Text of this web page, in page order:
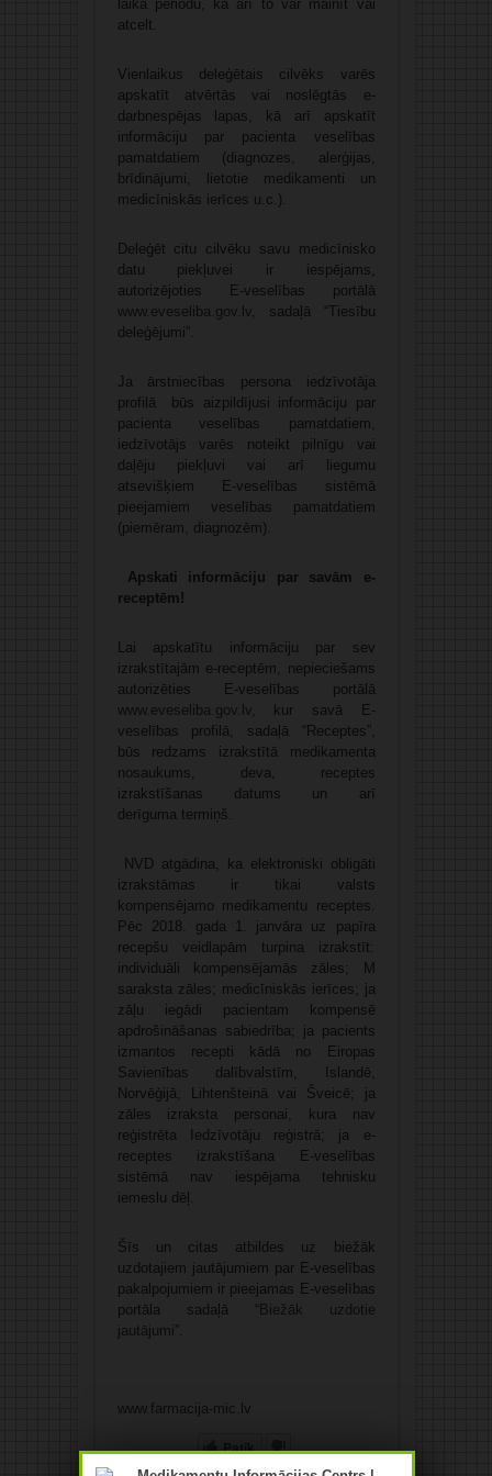
laika periodu, kā arī to var mainīt vai
atcelt.
Vienlaikus deleģētais cilvēks varēs
apskatīt atvērtās vai noslēgtās e-
darbnespējas lapas, kā arī apskatīt
informāciju par pacienta veselības
pamatdatiem (diagnozes, alerģijas,
brīdinājumi, lietotie medikamenti un
medicīniskās ierīces u.c.).
Deleģēt citu cilvēku savu medicīnisko
datu piekļuvei ir iespējams,
autorizējoties E-veselības portālā
www.eveseliba.gov.lv, sadaļā “Tiesību
deleģējumi”.
Ja ārstniecības persona iedzīvotāja
profilā būs aizpildījusi informāciju par
pacienta veselības pamatdatiem,
iedzīvotājs varēs noteikt pilnīgu vai
daļēju piekļuvi vai arī liegumu
atsevišķiem E-veselības sistēmā
pieejamiem veselības pamatdatiem
(piemēram, diagnozēm).
Apskati informāciju par savām e-
receptēm!
Lai apskatītu informāciju par sev
izrakstītajām e-receptēm, nepieciešams
autorizēties E-veselības portālā
www.eveseliba.gov.lv, kur savā E-
veselības profilā, sadaļā “Receptes”,
būs redzams izrakstītā medikamenta
nosaukums, deva, receptes
izrakstīšanas datums un arī
derīguma termiņš.
NVD atgādina, ka elektroniski obligāti
izrakstāmas ir tikai valsts
kompensējamo medikamentu receptes.
Pēc 2018. gada 1. janvāra uz papīra
recepšu veidlapām turpina izrakstīt:
individuāli kompensējamās zāles; M
saraksta zāles; medicīniskās ierīces; ja
zāļu iegādi pacientam kompensē
apdrošināšanas sabiedrība; ja pacients
izmantos recepti kādā no Eiropas
Savienības dalībvalstīm, Islandē,
Norvēģijā, Lihtenšteinā vai Šveicē; ja
zāles izraksta personai, kura nav
reģistrēta Iedzīvotāju reģistrā; ja e-
receptes izrakstīšana E-veselības
sistēmā nav iespējama tehnisku
iemeslu dēļ.
Šīs un citas atbildes uz biežāk
uzdotajiem jautājumiem par E-veselības
pakalpojumiem ir pieejamas E-veselības
portāla sadaļā “Biežāk uzdotie
jautājumi ”.
www.farmacija-mic.lv
Patīk